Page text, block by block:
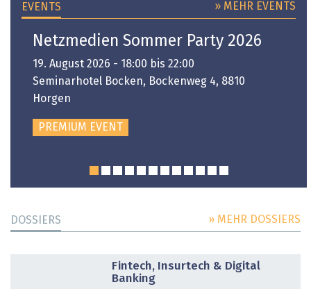
EVENTS » MEHR EVENTS
Netzmedien Sommer Party 2026
19. August 2026 - 18:00 bis 22:00
Seminarhotel Bocken, Bockenweg 4, 8810
Horgen
PREMIUM EVENT
DOSSIERS » MEHR DOSSIERS
Fintech, Insurtech & Digital
Banking